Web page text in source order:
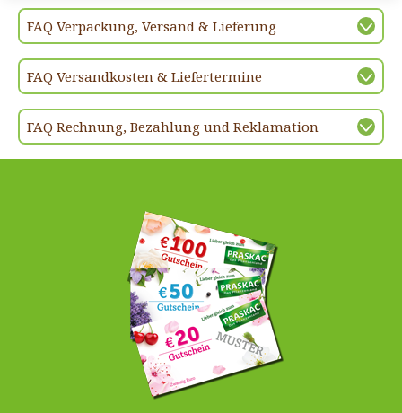
FAQ Verpackung, Versand & Lieferung
FAQ Versandkosten & Liefertermine
FAQ Rechnung, Bezahlung und Reklamation